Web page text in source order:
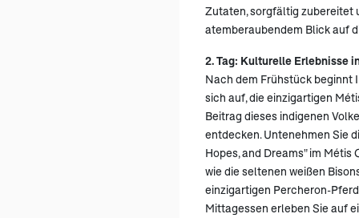
Zutaten, sorgfältig zubereitet
atemberaubendem Blick auf
2. Tag: Kulturelle Erlebnisse
Nach dem Frühstück beginnt
sich auf, die einzigartigen
Beitrag dieses indigenen
entdecken. Untenehmen Sie
Hopes, and Dreams" im Métis
wie die seltenen weißen
einzigartigen Percheron-
Mittagessen erleben Sie auf